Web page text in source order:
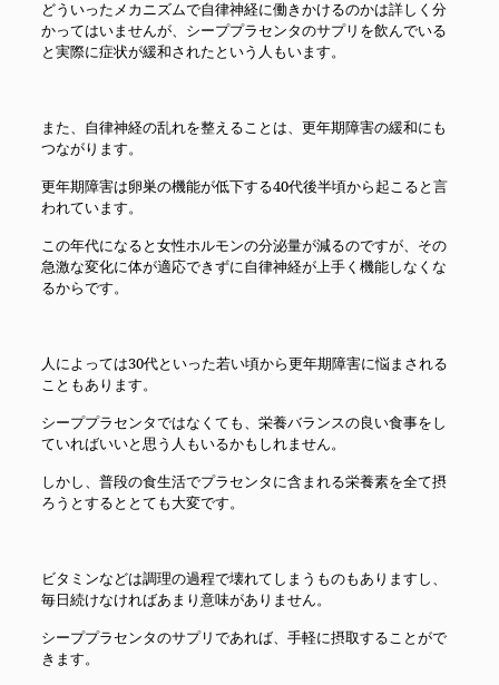
どういったメカニズムで自律神経に働きかけるのかは詳しく分
かってはいませんが、シーププラセンタのサプリを飲んでいる
と実際に症状が緩和されたという人もいます。
また、自律神経の乱れを整えることは、更年期障害の緩和にも
つながります。
更年期障害は卵巣の機能が低下する40代後半頃から起こると言
われています。
この年代になると女性ホルモンの分泌量が減るのですが、その
急激な変化に体が適応できずに自律神経が上手く機能しなくな
るからです。
人によっては30代といった若い頃から更年期障害に悩まされる
こともあります。
シーププラセンタではなくても、栄養バランスの良い食事をし
ていればいいと思う人もいるかもしれません。
しかし、普段の食生活でプラセンタに含まれる栄養素を全て摂
ろうとするととても大変です。
ビタミンなどは調理の過程で壊れてしまうものもありますし、
毎日続けなければあまり意味がありません。
シーププラセンタのサプリであれば、手軽に摂取することがで
きます。